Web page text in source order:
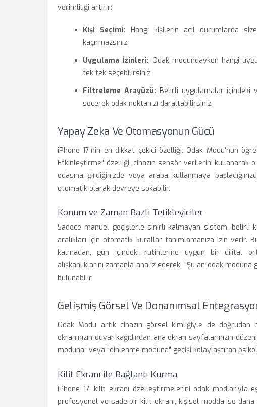
verimliliği artırır:
Kişi Seçimi: Hangi kişilerin acil durumlarda
kaçırmazsınız.
Uygulama İzinleri: Odak modundayken hangi
tek tek seçebilirsiniz.
Filtreleme Arayüzü: Belirli uygulamalar içindeki
seçerek odak noktanızı daraltabilirsiniz.
Yapay Zeka Ve Otomasyonun Gücü
iPhone 17'nin en dikkat çekici özelliği, Odak Modu'nun
Etkinleştirme" özelliği, cihazın sensör verilerini kullanarak
odasına girdiğinizde veya araba kullanmaya
otomatik olarak devreye sokabilir.
Konum ve Zaman Bazlı Tetikleyiciler
Sadece manuel geçişlerle sınırlı kalmayan sistem,
aralıkları için otomatik kurallar tanımlamanıza izin verir.
kalmadan, gün içindeki rutinlerine uygun bir dijital
alışkanlıklarını zamanla analiz ederek, "Şu an odak
bulunabilir.
Gelişmiş Görsel Ve Donanımsal
Odak Modu artık cihazın görsel kimliğiyle de
ekranınızın duvar kağıdından ana ekran sayfalarınızın
moduna" veya "dinlenme moduna" geçişi kolaylaştıran
Kilit Ekranı ile Bağlantı Kurma
iPhone 17, kilit ekranı özelleştirmelerini odak modlarıyla
profesyonel ve sade bir kilit ekranı, kişisel modda ise